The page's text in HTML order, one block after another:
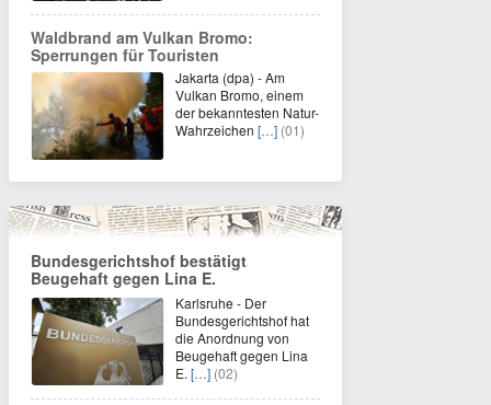
Waldbrand am Vulkan Bromo:
Sperrungen für Touristen
Jakarta (dpa) - Am
Vulkan Bromo, einem
der bekanntesten Natur-
Wahrzeichen […] (01)
Bundesgerichtshof bestätigt
Beugehaft gegen Lina E.
Karlsruhe - Der
Bundesgerichtshof hat
die Anordnung von
Beugehaft gegen Lina
E. […] (02)